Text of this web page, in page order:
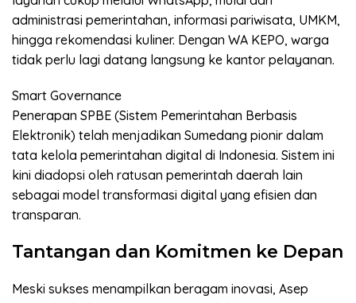
administrasi pemerintahan, informasi pariwisata, UMKM,
hingga rekomendasi kuliner. Dengan WA KEPO, warga
tidak perlu lagi datang langsung ke kantor pelayanan.
Smart Governance
Penerapan SPBE (Sistem Pemerintahan Berbasis
Elektronik) telah menjadikan Sumedang pionir dalam
tata kelola pemerintahan digital di Indonesia. Sistem ini
kini diadopsi oleh ratusan pemerintah daerah lain
sebagai model transformasi digital yang efisien dan
transparan.
Tantangan dan Komitmen ke Depan
Meski sukses menampilkan beragam inovasi, Asep